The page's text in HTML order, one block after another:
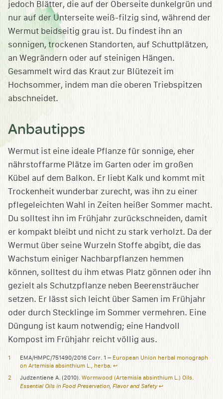
jedoch Blätter, die auf der Oberseite dunkelgrün und
nur auf der Unterseite weiß-filzig sind, während der
Wermut beidseitig grau ist. Du findest ihn an
sonnigen, trockenen Standorten, auf Schuttplätzen,
an Wegrändern oder auf steinigen Hängen.
Gesammelt wird das Kraut zur Blütezeit im
Hochsommer, indem man die oberen Triebspitzen
abschneidet.
Anbautipps
Wermut ist eine ideale Pflanze für sonnige, eher
nährstoffarme Plätze im Garten oder im großen
Kübel auf dem Balkon. Er liebt Kalk und kommt mit
Trockenheit wunderbar zurecht, was ihn zu einer
pflegeleichten Wahl in Zeiten heißer Sommer macht.
Du solltest ihn im Frühjahr zurückschneiden, damit
er kompakt bleibt und nicht zu stark verholzt. Da der
Wermut über seine Wurzeln Stoffe abgibt, die das
Wachstum einiger Nachbarpflanzen hemmen
können, solltest du ihm etwas Platz gönnen oder ihn
gezielt als Schutzpflanze neben Beerensträucher
setzen. Er lässt sich leicht über Samen im Frühjahr
oder durch Stecklinge im Sommer vermehren. Eine
Düngung ist kaum notwendig; eine Handvoll
Kompost im Frühjahr reicht völlig aus.
EMA/HMPC/751490/2016 Corr. 1 – European Union herbal monograph
on Artemisia absinthium L., herba. ↩︎
Judzentiene A. (2010). Wormwood (Artemisia absinthium L.) Oils.
Essential Oils in Food Preservation, Flavor and Safety ↩︎